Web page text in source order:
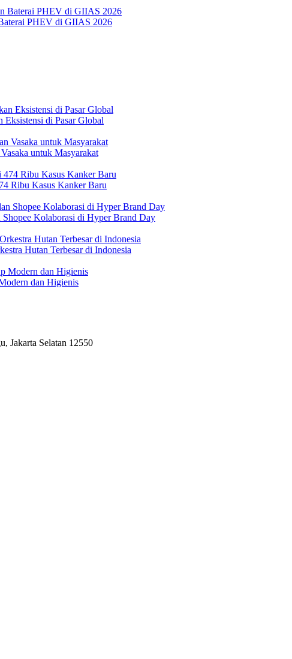
PHEV di GIIAS 2026
di Pasar Global
untuk Masyarakat
Ribu Kasus Kanker Baru
Kolaborasi di Hyper Brand Day
Hutan Terbesar di Indonesia
dan Higienis
Jakarta Selatan 12550